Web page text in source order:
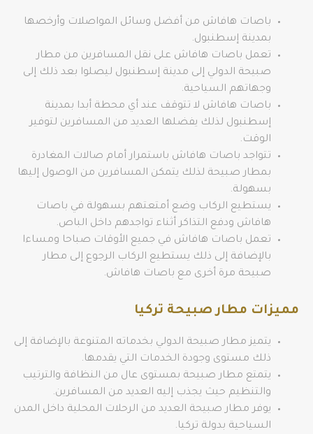
باصات هافاش من أفضل وسائل المواصلات وأرخصها
بمدينة إسطنبول.
تعمل باصات هافاش على نقل المسافرين من مطار
صبيحة الدولي إلى مدينة إسطنبول ليصلوا بعد ذلك إلى
وجهاتهم السياحية.
باصات هافاش لا تتوقف عند أي محطة أبدا بمدينة
إسطنبول لذلك يفضلها العديد من المسافرين لتوفير
الوقت.
تتواجد باصات هافاش باستمرار أمام صالات المغادرة
بمطار صبيحة لذلك يتمكن المسافرين من الوصول إليها
بسهولة.
يستطيع الركاب وضع أمتعتهم بسهولة في باصات
هافاش ودفع التذاكر أثناء تواجدهم داخل الباص.
تعمل باصات هافاش في جميع الأوقات صباحا ومساءا
بالإضافة إلى ذلك يستطيع الركاب الرجوع إلى مطار
صبيحة مرة أخرى مع باصات هافاش.
مميزات مطار صبيحة تركيا
يتميز مطار صبيحة الدولي بخدماته المتنوعة بالإضافة إلى
ذلك مستوى وجودة الخدمات التي يقدمها.
يتمتع مطار صبيحة بمستوى عال من النظافة والترتيب
والتنظيم حيث يجذب إليه العديد من المسافرين.
يوفر مطار صبيحة العديد من الرحلات المحلية داخل المدن
السياحية بدولة تركيا.